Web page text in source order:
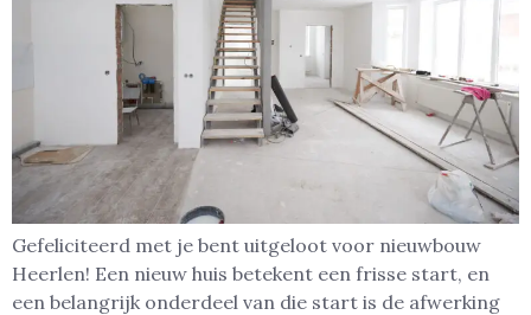
Gefeliciteerd met je bent uitgeloot voor nieuwbouw
Heerlen! Een nieuw huis betekent een frisse start, en
een belangrijk onderdeel van die start is de afwerking